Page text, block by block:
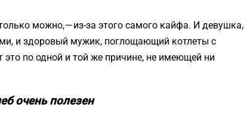
можно, — из-за этого самого кайфа. И девушка,
и здоровый мужик, поглощающий котлеты с
по одной и той же причине, не имеющей ни
очень полезен